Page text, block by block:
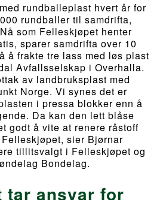
rundballeplast hvert år for
rundballer til samdrifta,
som Felleskjøpet henter
sparer samdrifta over 10
å frakte tre lass med løs plast
Avfallsselskap i Overhalla.
av landbruksplast med
Norge. Vi synes det er
i pressa blokker enn å
Da kan den lett blåse
godt å vite at renere råstoff
sier Bjørnar
tillitsvalgt i Felleskjøpet og
Bondelag.
tar ansvar for